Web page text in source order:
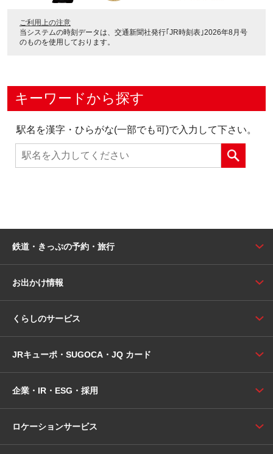
ご利用上の注意
当システムの時刻データは、 交通新聞社発行｢JR時刻表｣2026年8月号
のものを使用しております。
キーワードから探す
駅名を漢字・ひらがな(一部でも可)で入力して下さい。
鉄道・きっぷの予約・旅行
お出かけ情報
くらしのサービス
JRキューポ・SUGOCA・JQ カード
企業・IR・ESG・採用
ロケーションサービス